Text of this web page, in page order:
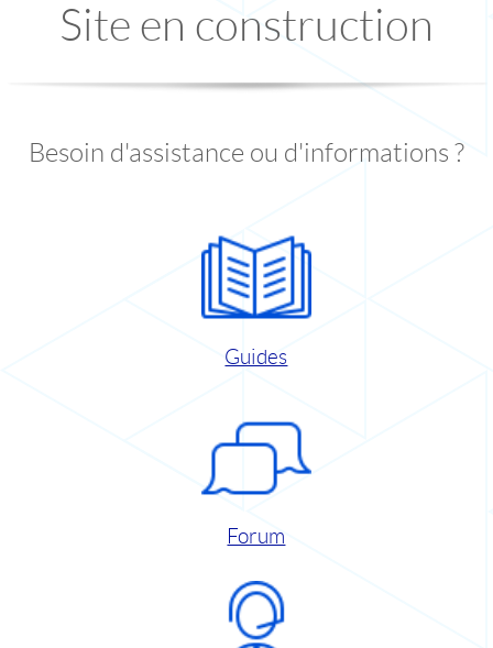
Site en construction
Besoin d'assistance ou d'informations ?
Guides
Forum